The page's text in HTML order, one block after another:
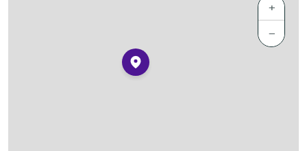
+
−